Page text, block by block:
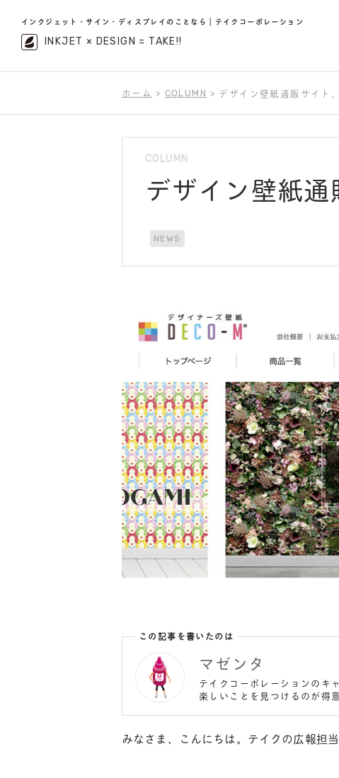
インクジェット・サイン・ディスプレイのことなら｜テイクコーポレーション
INKJET × DESIGN = TAKE!!
ホーム COLUMN デザイン壁紙通販サイト
COLUMN
デザイン壁紙通
NEWS
この記事を書いたのは
マゼンタ
テイクコーポレーションのキ
楽しいことを見つけるのが得
みなさま、こんにちは。テイクの広報担